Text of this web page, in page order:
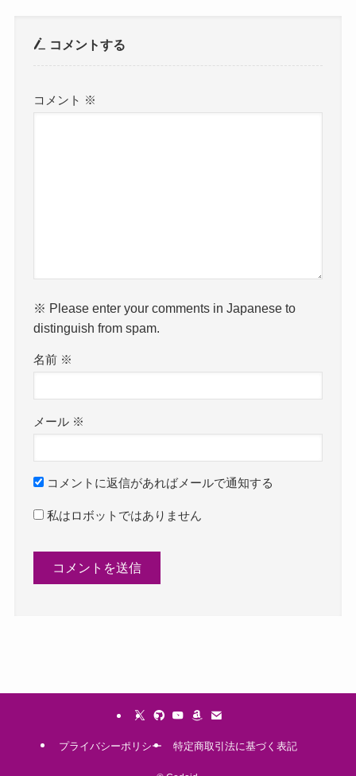
コメントする
コメント ※
※ Please enter your comments in Japanese to
distinguish from spam.
名前 ※
メール ※
コメントに返信があればメールで通知する
私はロボットではありません
プライバシーポリシー 特定商取引法に基づく表記